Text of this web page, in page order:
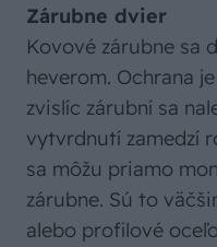
Zárubne dvier
Kovové zárubne sa
heverom. Ochrana
zvislíc zárubní sa
vytvrdnutí zamedzí
sa môžu priamo
zárubne. Sú to
alebo profilové